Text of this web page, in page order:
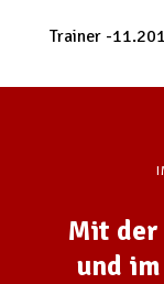
Trainer -
Mit der
und